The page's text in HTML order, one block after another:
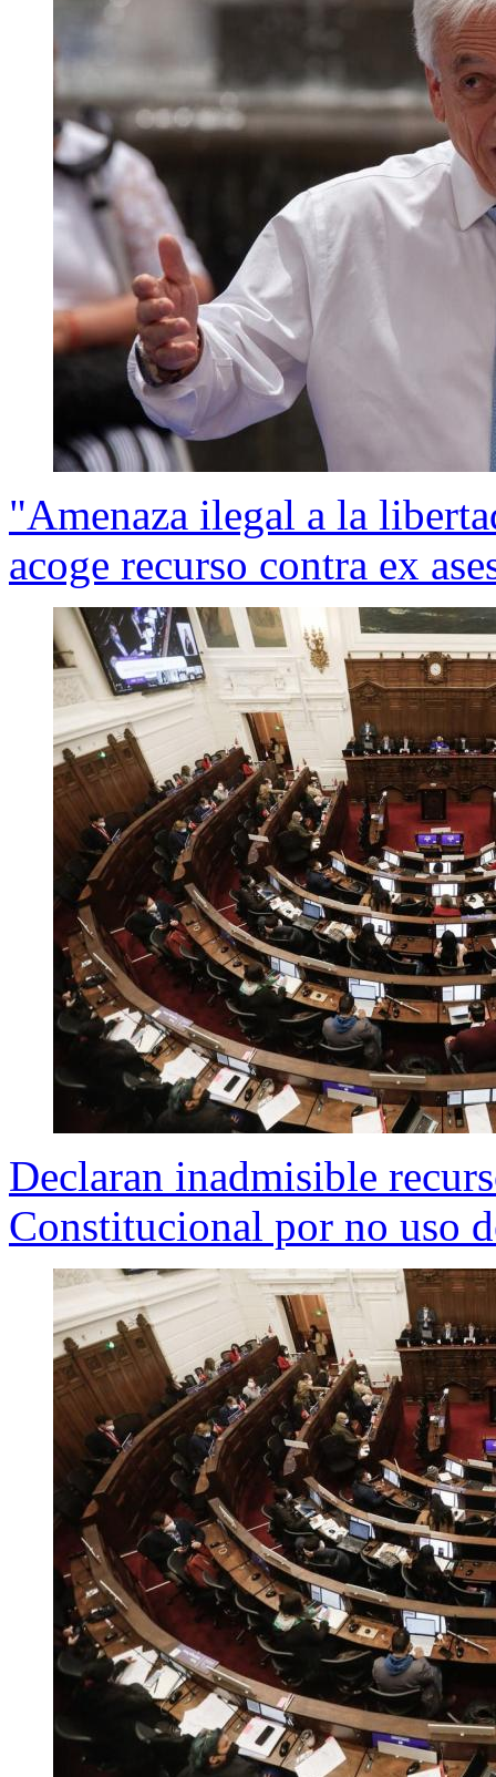
"Amenaza ilegal a la
acoge recurso contra ex
Declaran inadmisible
Constitucional por no uso